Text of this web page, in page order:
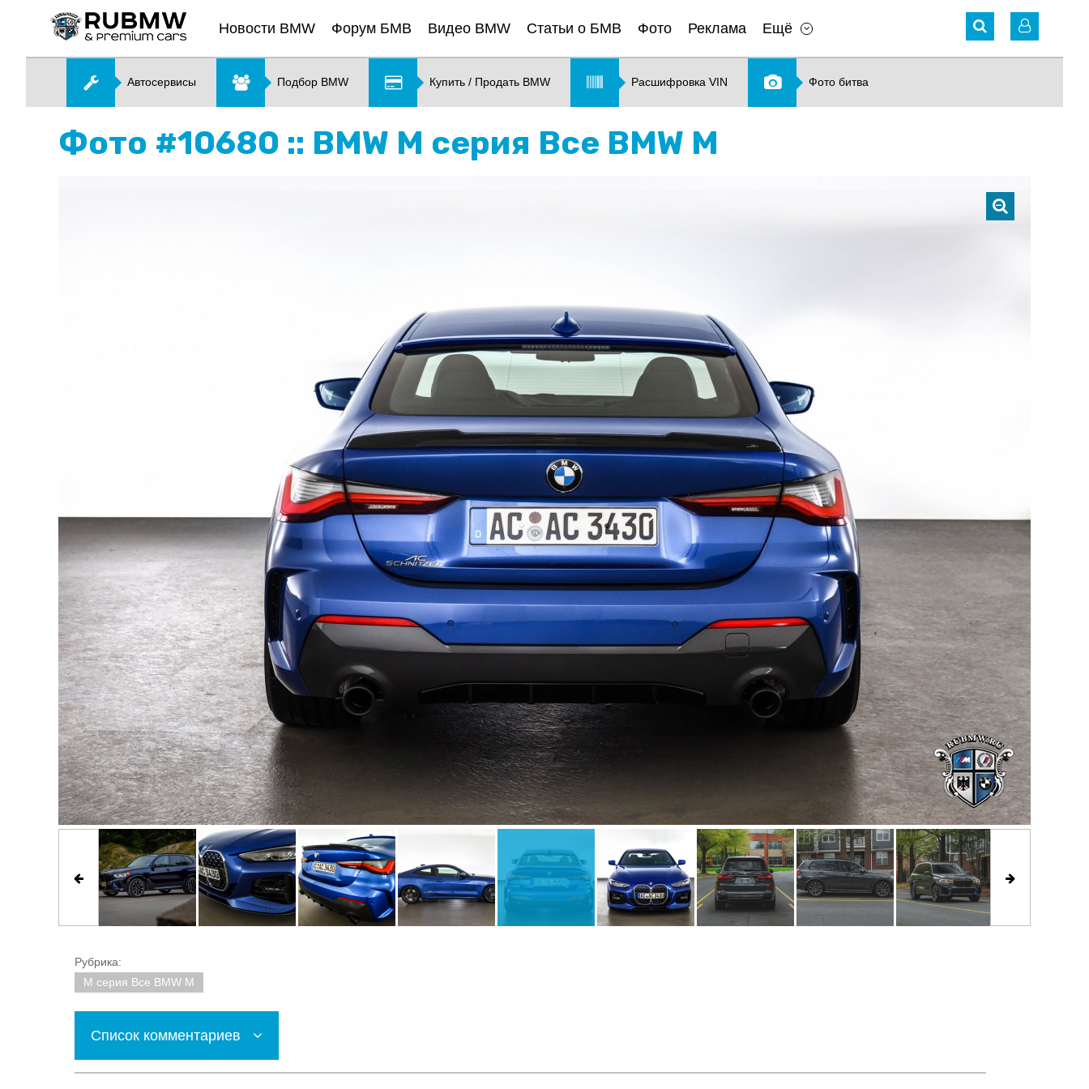
Новости BMW Форум БМВ Видео BMW Статьи о БМВ Фото Реклама Ещё
Автосервисы Подбор BMW Купить / Продать BMW Расшифровка VIN Фото битва
Фото #10680 :: BMW M серия Все BMW M
Рубрика:
M серия Все BMW M
Список комментариев